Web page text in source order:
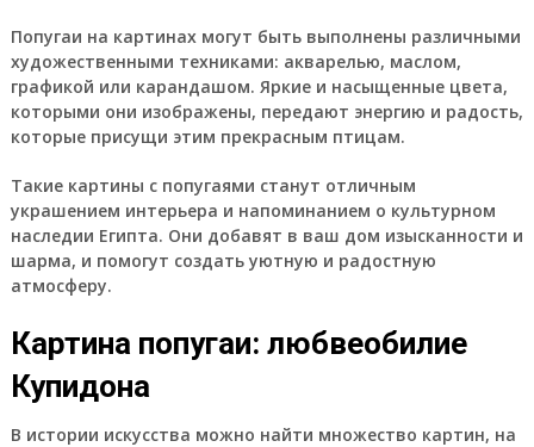
Попугаи на картинах могут быть выполнены различными
художественными техниками: акварелью, маслом,
графикой или карандашом. Яркие и насыщенные цвета,
которыми они изображены, передают энергию и радость,
которые присущи этим прекрасным птицам.
Такие картины с попугаями станут отличным
украшением интерьера и напоминанием о культурном
наследии Египта. Они добавят в ваш дом изысканности и
шарма, и помогут создать уютную и радостную
атмосферу.
Картина попугаи: любвеобилие
Купидона
В истории искусства можно найти множество картин, на